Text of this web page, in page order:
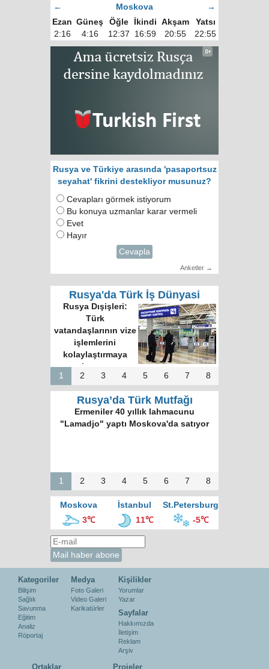
←
Moskova
→
Ezan Güneş Öğle İkindi Akşam
Yatsı
2:16
4:16 12:37 16:59 20:55 22:55
Rusya ve Türkiye arasında 'pasaportsuz
seyahat' fikrini destekliyor musunuz?
Cevapları görmek istiyorum
Bu konuya uzmanlar karar vermeli
Evet
Hayır
Cevapla
Anketler →
Rusya'da Türk İş Dünyasi
Rusya Dışişleri:
Türk
vatandaşlarının vize
işlemlerini
kolaylaştırmaya
hazırız
1
2 3 4 5 6 7 8
Rusya’da Türk Mutfağı
Ermeniler 40 yıllık lahmacunu
"Lamadjo" yaptı Moskova'da satıyor
1 2 3 4 5 6 7 8
Moskova İstanbul
St.Petersburg
3℃
11℃ -5℃
Kategoriler
Bilişim
Sağlık
Savunma
Eğitim
Analiz
Röportaj
Medya
Foto Galeri
Video Galeri
Karikatürler
Kişilikler
Yorumlar
Yazar
Sayfalar
Hakkımızda
İletişim
Reklam
Arşiv
Ortaklar Projeler